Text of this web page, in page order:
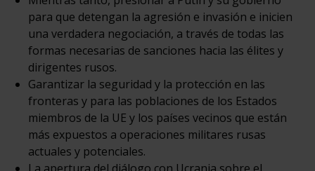
para que detengan la agresión e invasión e inicien
una verdadera negociación, a través de todas las
formas necesarias de sanciones hacia las élites y
dirigentes rusos.
Garantizar la seguridad y la protección en las
fronteras y para las poblaciones de los Estados
miembros de la UE y los países vecinos que están
más expuestos a operaciones militares rusas
actuales y potenciales.